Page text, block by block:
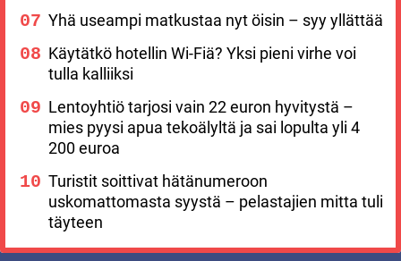
Yhä useampi matkustaa nyt öisin – syy yllättää
Käytätkö hotellin Wi-Fiä? Yksi pieni virhe voi
tulla kalliiksi
Lentoyhtiö tarjosi vain 22 euron hyvitystä –
mies pyysi apua tekoälyltä ja sai lopulta yli 4
200 euroa
Turistit soittivat hätänumeroon
uskomattomasta syystä – pelastajien mitta tuli
täyteen